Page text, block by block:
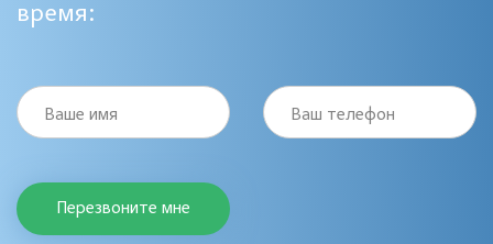
время:
Ваше имя Ваш телефон